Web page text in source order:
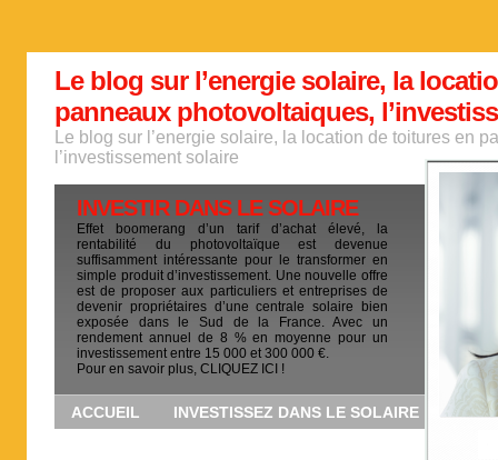
Le blog sur l’energie solaire, la
panneaux photovoltaiques,
Le blog sur l’energie solaire, la location de toitures en
l’investissement solaire
INVESTIR DANS LE SOLAIRE
Effet boomerang d’un tarif d’achat élevé, la
rentabilité du photovoltaïque est devenue
suffisamment intéressante pour le transformer en
simple produit d’investissement. Une nouvelle offre
est de proposer aux particuliers et entreprises de
devenir propriétaires d’une centrale solaire bien
exposée dans le Sud de la France. Avec un
rendement annuel de 8 % en moyenne pour un
investissement entre 15 000 et 300 000 €.
Pour en savoir plus, CLIQUEZ ICI !
ACCUEIL INVESTISSEZ DANS LE SOLAIRE